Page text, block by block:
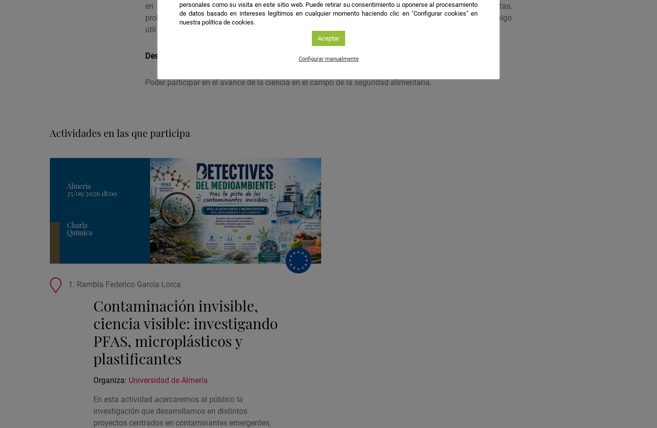
en esa misma línea y cuando lo terminé, me di cuenta de que seguía habiendo más retos, preguntas,
problemas y formas de mejorar el sistema alimentario. Esa sensación de avanzar, aprender y aportar algo
útil es lo que hace que siga en la investigación.
Deseo científico
Poder participar en el avance de la ciencia en el campo de la seguridad alimentaria.
Actividades en las que participa
Almería
25/09/2026 18:00
Charla
Química
de
actividad
1. Rambla Federico García Lorca
Contaminación invisible,
ciencia visible: investigando
PFAS, microplásticos y
plastificantes
Organiza: Universidad de Almería
En esta actividad acercaremos al público la
investigación que desarrollamos en distintos
proyectos centrados en contaminantes emergentes,
personales como su visita en este sitio web. Puede retirar su consentimiento u oponerse al procesamiento
de datos basado en intereses legítimos en cualquier momento haciendo clic en "Configurar cookies" en
nuestra política de cookies.
Aceptar
Configurar manualmente